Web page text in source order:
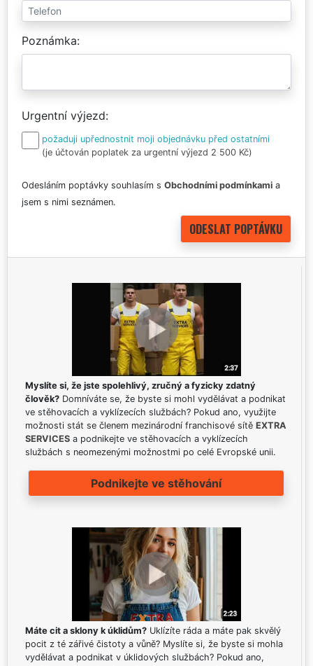
Poznámka
Urgentní výjezd
požaduji upřednostnit moji objednávku před ostatními
(je účtován poplatek za urgentní výjezd 2 500 Kč)
Odesláním poptávky souhlasím s Obchodními podmínkami a
jsem s nimi seznámen.
Myslíte si, že jste spolehlivý, zručný a fyzicky zdatný
člověk? Domníváte se, že byste si mohl vydělávat a podnikat
ve stěhovacích a vyklízecích službách? Pokud ano, využijte
možnosti stát se členem mezinárodní franchisové sítě EXTRA
SERVICES a podnikejte ve stěhovacích a vyklízecích
službách s neomezenými možnostmi po celé Evropské unii.
Podnikejte ve stěhování
Máte cit a sklony k úklidům? Uklízíte ráda a máte pak skvělý
pocit z té zářivé čistoty a vůně? Myslíte si, že byste si mohla
vydělávat a podnikat v úklidových službách? Pokud ano,